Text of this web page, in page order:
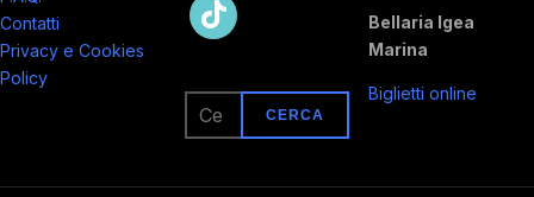
Contatti
Privacy e Cookies
Policy
tiktok
Ricerca
Bellaria Igea
Marina
Biglietti online